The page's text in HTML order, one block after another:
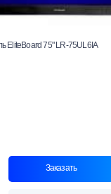
EliteBoard 75" LR-75UL6IA
Заказать